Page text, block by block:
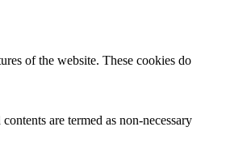
of the website. These cookies do
are termed as non-necessary